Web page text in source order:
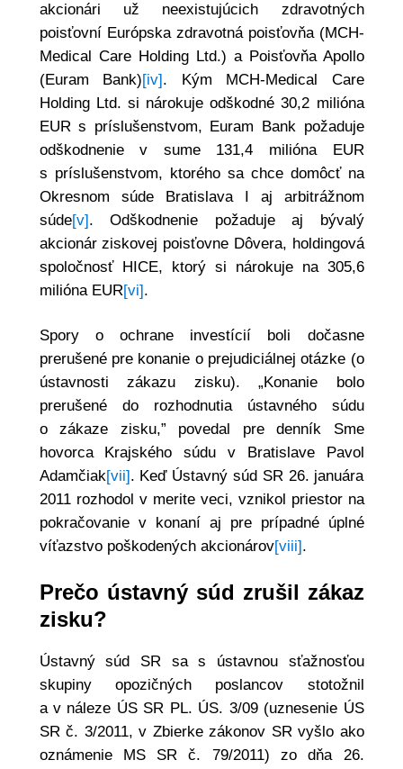
akcionári už neexistujúcich zdravotných
poisťovní Európska zdravotná poisťovňa (MCH-
Medical Care Holding Ltd.) a Poisťovňa Apollo
(Euram Bank)[iv]. Kým MCH-Medical Care
Holding Ltd. si nárokuje odškodné 30,2 milióna
EUR s príslušenstvom, Euram Bank požaduje
odškodnenie v sume 131,4 milióna EUR
s príslušenstvom, ktorého sa chce domôcť na
Okresnom súde Bratislava I aj arbitrážnom
súde[v]. Odškodnenie požaduje aj bývalý
akcionár ziskovej poisťovne Dôvera, holdingová
spoločnosť HICE, ktorý si nárokuje na 305,6
milióna EUR[vi].
Spory o ochrane investícií boli dočasne
prerušené pre konanie o prejudiciálnej otázke (o
ústavnosti zákazu zisku). „Konanie bolo
prerušené do rozhodnutia ústavného súdu
o zákaze zisku,” povedal pre denník Sme
hovorca Krajského súdu v Bratislave Pavol
Adamčiak[vii]. Keď Ústavný súd SR 26. januára
2011 rozhodol v merite veci, vznikol priestor na
pokračovanie v konaní aj pre prípadné úplné
víťazstvo poškodených akcionárov[viii].
Prečo ústavný súd zrušil zákaz
zisku?
Ústavný súd SR sa s ústavnou sťažnosťou
skupiny opozičných poslancov stotožnil
a v náleze ÚS SR PL. ÚS. 3/09 (uznesenie ÚS
SR č. 3/2011, v Zbierke zákonov SR vyšlo ako
oznámenie MS SR č. 79/2011) zo dňa 26.